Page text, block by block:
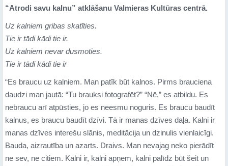
“Atrodi savu kalnu” atklāšanu Valmieras Kultūras centrā.
Uz kalniem gribas skatīties.
Tie ir tādi kādi tie ir.
Uz kalniem nevar dusmoties.
Tie ir tādi kādi tie ir
“Es braucu uz kalniem. Man patīk būt kalnos. Pirms brauciena
daudzi man jautā: “Tu brauksi fotografēt?” “Nē,” es atbildu. Es
nebraucu arī atpūsties, jo es neesmu noguris. Es braucu baudīt
kalnus, es braucu baudīt dzīvi. Tā ir manas dzīves daļa. Kalni ir
manas dzīves interešu slānis, meditācija un dzinulis vienlaicīgi.
Bauda, aizrautība un azarts. Draivs. Man nevajag neko pierādīt
ne sev, ne citiem. Kalni ir, kalni apņem, kalni palīdz būt šeit un